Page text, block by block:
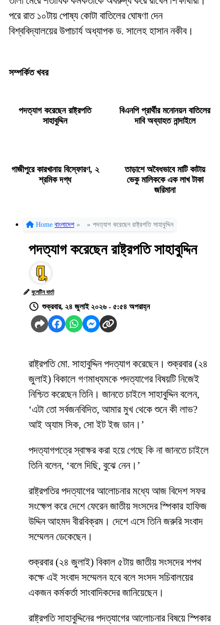
পরে রাত ১০টায় পোষ্য কোটা বাতিলের ঘোষণা দেন
বিশ্ববিদ্যালয়ের উপাচার্য অধ্যাপক ড. সালেহ হাসান নকীব।
সম্পর্কিত খবর
পদত্যাগ করেছেন রাষ্ট্রপতি
সাহাবুদ্দিন
বিএনপি প্রার্থীর মনোনয়ন বাতিলের
দাবি অব্যাহত নান্দাইলে
গাজীপুরে কারখানায় বিস্ফোরণ, ২
শ্রমিক দগ্ধ
তাড়াশে অবৈধভাবে মাটি কাটায়
ভেকু মালিককে এক লাখ টাকা
জরিমানা
Home বাংলাদেশ » » পদত্যাগ করেছেন রাষ্ট্রপতি সাহাবুদ্দিন
পদত্যাগ করেছেন রাষ্ট্রপতি সাহাবুদ্দিন
বুলেটিন বার্তা
শুক্রবার, ২৪ জুলাই ২০২৬ - ৫:৫৪ অপরাহ্ন
রাষ্ট্রপতি মো. সাহাবুদ্দিন পদত্যাগ করেছেন। শুক্রবার (২৪
জুলাই) বিকালে গণমাধ্যমকে পদত্যাগের বিষয়টি নিজেই
নিশ্চিত করেছেন তিনি। জানতে চাইলে সাহাবুদ্দিন বলেন,
‘এটা তো সর্বজনবিদিত, আমার মুখ থেকে শুনে কী লাভ?
আই অ্যাম সিক, সো ইট ইজ ডান।’
পদত্যাগপত্রে স্বাক্ষর করা হয়ে গেছে কি না জানতে চাইলে
তিনি বলেন, ‘বলে দিছি, বুঝে নেন।’
রাষ্ট্রপতির পদত্যাগের আলোচনার মধ্যে আজ বিদেশ সফর
সংক্ষেপ করে দেশে ফেরেন জাতীয় সংসদের স্পিকার হাফিজ
উদ্দিন আহমদ বীরবিক্রম। দেশে এসে তিনি জরুরি সংবাদ
সম্মেলন ডেকেছেন।
শুক্রবার (২৪ জুলাই) বিকাল ৫টায় জাতীয় সংসদের শপথ
কক্ষে এই সংবাদ সম্মেলন হবে বলে সংসদ সচিবালয়ের
একজন কর্মকর্তা সাংবাদিকদের জানিয়েছেন।
রাষ্ট্রপতি সাহাবুদ্দিনের পদত্যাগের আলোচনার বিষয়ে স্পিকার